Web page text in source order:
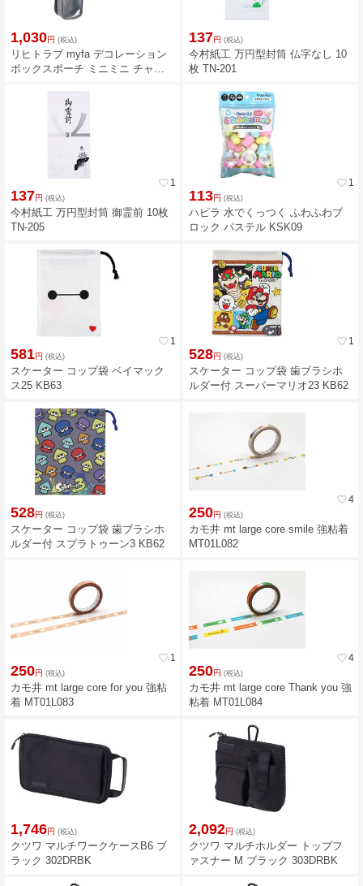
1,030円 (税込)
リヒトラブ myfa デコレーション
ボックスポーチ ミニミニ チャコ
137円 (税込)
今村紙工 万円型封筒 仏字なし 10
枚 TN-201
favorite_border 1
137円 (税込)
今村紙工 万円型封筒 御霊前 10枚
TN-205
favorite_border 1
113円 (税込)
ハピラ 水でくっつく ふわふわブ
ロック パステル KSK09
favorite_border 1
581円 (税込)
スケーター コップ袋 ベイマック
ス25 KB63
favorite_border 1
528円 (税込)
スケーター コップ袋 歯ブラシホ
ルダー付 スーパーマリオ23 KB62
528円 (税込)
スケーター コップ袋 歯ブラシホ
ルダー付 スプラトゥーン3 KB62
favorite_border4
250円 (税込)
カモ井 mt large core smile 強粘着
MT01L082
favorite_border 1
250円 (税込)
カモ井 mt large core for you 強粘
着 MT01L083
favorite_border4
250円 (税込)
カモ井 mt large core Thank you 強
粘着 MT01L084
1,746円 (税込)
クツワ マルチワークケースB6 ブ
ラック 302DRBK
2,092円 (税込)
クツワ マルチホルダー トップフ
ァスナー M ブラック 303DRBK